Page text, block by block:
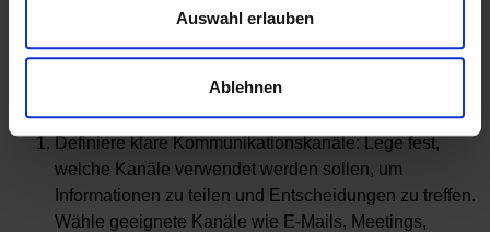
Auswahl erlauben
Ablehnen
Definiere klare Kommunikationskanäle: Lege fest,
welche Kanäle verwendet werden sollen, um
Informationen zu teilen und Entscheidungen zu treffen.
Wähle geeignete Kanäle wie E-Mails, Meetings,